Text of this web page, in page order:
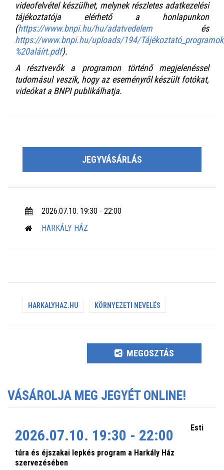
videofelvétel készülhet, melynek részletes adatkezelési
tájékoztatója elérhető a honlapunkon
(https://www.bnpi.hu/hu/adatvedelem és
https://www.bnpi.hu/uploads/194/
%20aláírt.pdf).
A résztvevők a programon történő megjelenéssel
tudomásul veszik, hogy az eseményről készült fotókat,
videókat a BNPI publikálhatja.
JEGYVÁSÁRLÁS
2026.07.10. 19:30 - 22:00
HARKÁLY HÁZ
HARKALYHAZ.HU KÖRNYEZETI NEVELÉS
MEGOSZTÁS
VÁSÁROLJA MEG JEGYÉT ONLINE!
2026.07.10. 19:30 - 22:00 Esti
túra és éjszakai lepkés program a Harkály Ház
szervezésében